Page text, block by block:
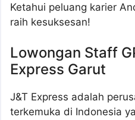
Ketahui peluang karier
raih kesuksesan!
Lowongan Staff
Express Garut
J&T Express adalah
terkemuka di Indonesia